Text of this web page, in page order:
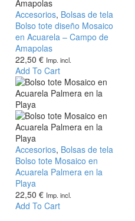
Bolso
tote
diseño
Mosaico
en
Acuarela
–
Campo
de
Amapolas
Accesorios, Bolsas de tela
Bolso tote diseño Mosaico
en Acuarela – Campo de
Amapolas
22,50 € Imp. incl.
Add To Cart
Bolso
tote
Mosaico
en
Acuarela
Palmera
Accesorios, Bolsas de tela
Bolso tote Mosaico en
Acuarela Palmera en la
Playa
22,50 € Imp. incl.
Add To Cart